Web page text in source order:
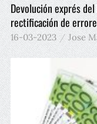
Devolución exprés
rectificación de
16-03-2023 Jose